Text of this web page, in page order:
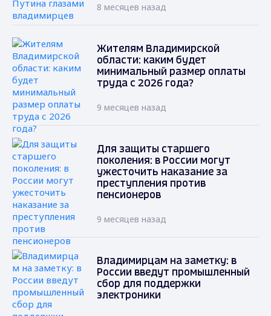
8 месяцев назад
Жителям Владимирской
области: каким будет
минимальный размер оплаты
труда с 2026 года?
9 месяцев назад
Для защиты старшего
поколения: в России могут
ужесточить наказание за
преступления против
пенсионеров
9 месяцев назад
Владимирцам на заметку: в
России введут промышленный
сбор для поддержки
электроники